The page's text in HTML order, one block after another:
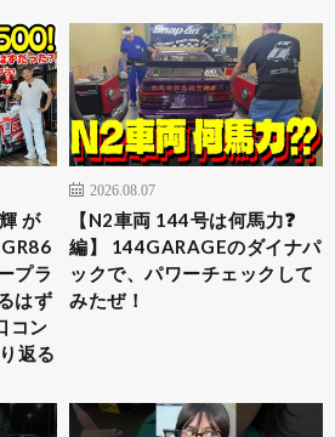
が
プラ
はず
コン
返る
2026.08.07
【N2車両 144号は何馬力❓
編】 144GARAGEのダイナパ
ックで、パワーチェックして
みたぜ！